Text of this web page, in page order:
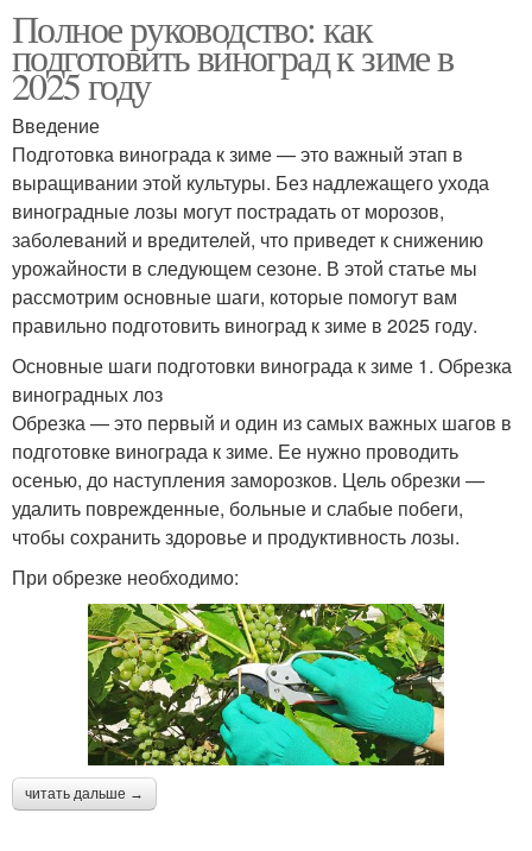
Полное руководство: как
подготовить виноград к зиме в
2025 году
Введение
Подготовка винограда к зиме — это важный этап в
выращивании этой культуры. Без надлежащего ухода
виноградные лозы могут пострадать от морозов,
заболеваний и вредителей, что приведет к снижению
урожайности в следующем сезоне. В этой статье мы
рассмотрим основные шаги, которые помогут вам
правильно подготовить виноград к зиме в 2025 году.
Основные шаги подготовки винограда к зиме 1. Обрезка
виноградных лоз
Обрезка — это первый и один из самых важных шагов в
подготовке винограда к зиме. Ее нужно проводить
осенью, до наступления заморозков. Цель обрезки —
удалить поврежденные, больные и слабые побеги,
чтобы сохранить здоровье и продуктивность лозы.
При обрезке необходимо:
читать дальше →